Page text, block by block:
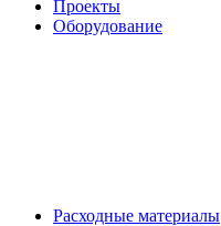
Проекты
Оборудование
Расходные материалы